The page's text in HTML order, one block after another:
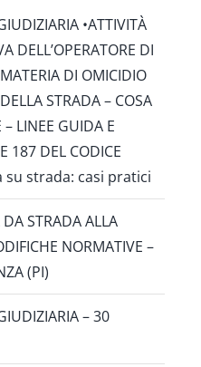
•ATTIVITÀ
DELL’OPERATORE DI
DI OMICIDIO
STRADA – COSA
– LINEE GUIDA E
187 DEL CODICE
su strada: casi pratici
STRADA ALLA
NORMATIVE –
(PI)
– 30